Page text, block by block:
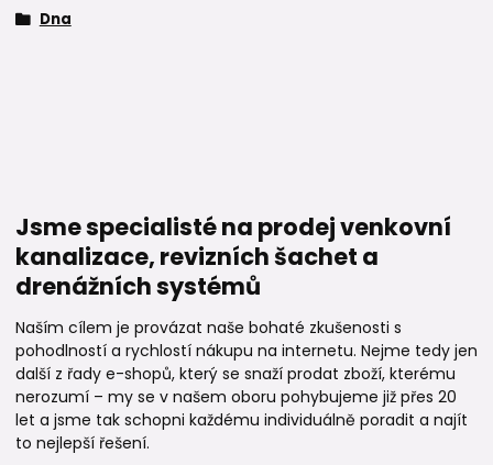
Dna
Jsme specialisté na prodej venkovní
kanalizace, revizních šachet a
drenážních systémů
Naším cílem je provázat naše bohaté zkušenosti s
pohodlností a rychlostí nákupu na internetu. Nejme tedy jen
další z řady e-shopů, který se snaží prodat zboží, kterému
nerozumí – my se v našem oboru pohybujeme již přes 20
let a jsme tak schopni každému individuálně poradit a najít
to nejlepší řešení.